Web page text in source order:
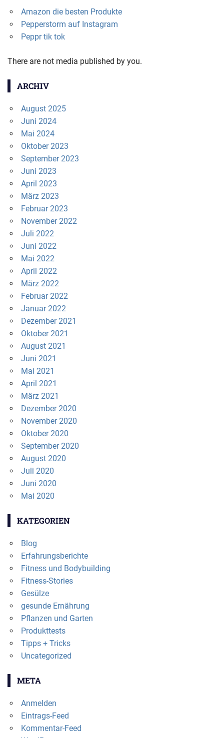
Amazon die besten Produkte
Pepperstorm auf Instagram
Peppr tik tok
There are not media published by you.
ARCHIV
August 2025
Juni 2024
Mai 2024
Oktober 2023
September 2023
Juni 2023
April 2023
März 2023
Februar 2023
November 2022
Juli 2022
Juni 2022
Mai 2022
April 2022
März 2022
Februar 2022
Januar 2022
Dezember 2021
Oktober 2021
August 2021
Juni 2021
Mai 2021
April 2021
März 2021
Dezember 2020
November 2020
Oktober 2020
September 2020
August 2020
Juli 2020
Juni 2020
Mai 2020
KATEGORIEN
Blog
Erfahrungsberichte
Fitness und Bodybuilding
Fitness-Stories
Gesülze
gesunde Ernährung
Pflanzen und Garten
Produkttests
Tipps + Tricks
Uncategorized
META
Anmelden
Eintrags-Feed
Kommentar-Feed